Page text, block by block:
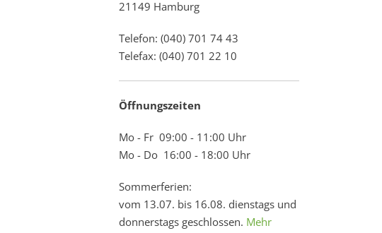
21149 Hamburg
Telefon: (040) 701 74 43
Telefax: (040) 701 22 10
Öffnungszeiten
Mo - Fr 09:00 - 11:00 Uhr
Mo - Do 16:00 - 18:00 Uhr
Sommerferien:
vom 13.07. bis 16.08. dienstags und
donnerstags geschlossen. Mehr